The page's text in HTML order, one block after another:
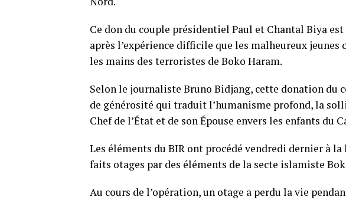
Ce don du couple présidentiel Paul et Chantal Biya
après l’expérience difficile que les malheureux
les mains des terroristes de Boko Haram.
Selon le journaliste Bruno Bidjang, cette donation du
de générosité qui traduit l’humanisme profond, la
Chef de l’État et de son Épouse envers les enfants du
Les éléments du BIR ont procédé vendredi dernier à
faits otages par des éléments de la secte islamiste
Au cours de l’opération, un otage a perdu la vie